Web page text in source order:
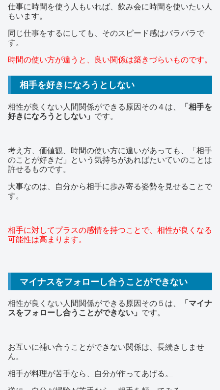
仕事に時間を使う人もいれば、飲み会に時間を使いたい人
もいます。
同じ仕事をするにしても、そのスピード感はバラバラで
す。
時間の使い方が違うと、良い関係は築きづらいものです。
相手を好きになろうとしない
相性が良くない人間関係ができる原因その４は、
「相手を
好きになろうとしない」 です。
考え方、価値観、時間の使い方に違いがあっても、「相手
のことが好きだ」という気持ちがあればたいていのことは
許せるものです。
大事なのは、自分から相手に歩み寄る姿勢を見せることで
す。
相手に対してプラスの感情を持つことで、相性が良くなる
可能性は高まります。
マイナスをフォローし合うことができない
相性が良くない人間関係ができる原因その５は、
「マイナ
スをフォローし合うことができない」 です。
お互いに補い合うことができない関係は、長続きしませ
ん。
相手が料理が苦手なら、自分が作ってあげる。